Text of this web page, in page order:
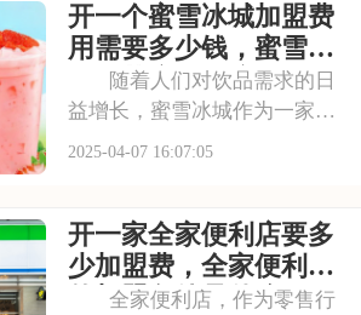
择，更是一场关于茶文化与传
统美学的深度邂逅。本文将为
您详细剖析古茗加盟的
开一个蜜雪冰城加盟费
用需要多少钱，蜜雪冰
城奶茶店加盟流程表
随着人们对饮品需求的日
益增长，蜜雪冰城作为一家知
名饮品品牌，吸引了众多投资
您详细解析开一个蜜雪冰城加
盟费用需要多少钱，蜜雪冰城
奶茶店加盟流程表。
2025-04-07 16:07:05
开一家全家便利店要多
少加盟费，全家便利店
的加盟条件是什么
全家便利店，作为零售行